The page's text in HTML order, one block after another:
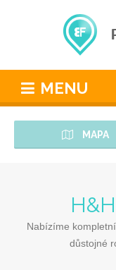
MENU
MAPA
Nabízíme
důstojné